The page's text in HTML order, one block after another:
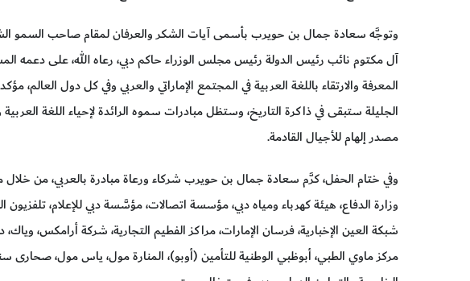
وتوجَّه سعادة جمال بن حويرب بأسمى آيات الشكر والعرفان لمقام صاحب السمو
آل مكتوم نائب رئيس الدولة رئيس مجلس الوزراء حاكم دبي، رعاه الله، على دعمه
المعرفة والارتقاء باللغة العربية في المجتمع الإماراتي والعربي وفي كل دول العالم،
الجليلة ستبقى في ذاكرة التاريخ، وستظل مبادرات سموه الرائدة لإحياء اللغة العربية
مصدر إلهام للأجيال القادمة.
وفي ختام الحفل، كرَّم سعادة جمال بن حويرب شركاء ورعاة مبادرة بالعربي، من
وزارة الدفاع، هيئة كهرباء ومياه دبي، مؤسسة اتصالات، مؤسَّسة دبي للإعلام، تلفزيون
شبكة العين الإخبارية، فرسان الإمارات، مراكز الفطيم التجارية، شركة أرامكس،
مركز ماوي الطبي، أبوظبي الوطنية للتأمين (أوبو)، المنارة مول، ياس مول، صحارى